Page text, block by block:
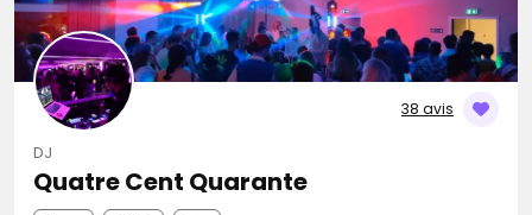
38 avis
DJ
Quatre Cent Quarante